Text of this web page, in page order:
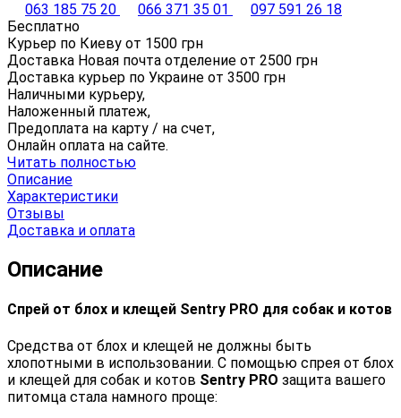
063 185 75 20
066 371 35 01
097 591 26 18
Бесплатно
Курьер по Киеву от 1500 грн
Доставка Новая почта отделение от 2500 грн
Доставка курьер по Украине от 3500 грн
Наличными курьеру,
Наложенный платеж,
Предоплата на карту / на счет,
Онлайн оплата на сайте.
Читать полностью
Описание
Характеристики
Отзывы
Доставка и оплата
Описание
Спрей от блох и клещей Sentry PRO для собак и котов
Средства от блох и клещей не должны быть
хлопотными в использовании. С помощью спрея от блох
и клещей для собак и котов Sentry PRO защита вашего
питомца стала намного проще: